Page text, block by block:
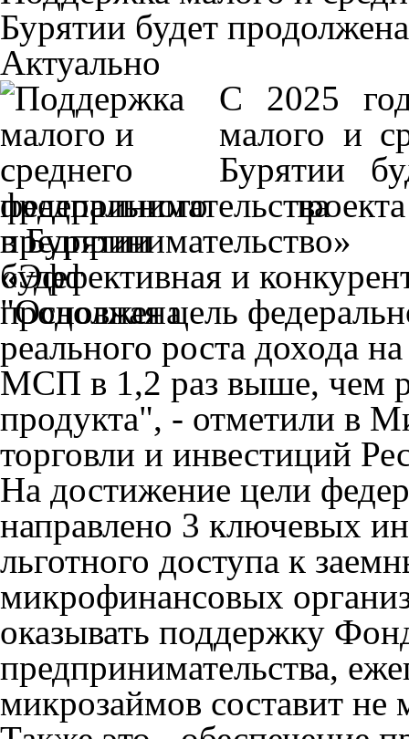
Бурятии будет продолжена
Актуально
С 2025
малого и
Бурятии
федерального
«Эффективная и
"Основная цель
реального роста дохода
МСП в 1,2 раз выше, чем
продукта", - отметили в
торговли и инвестиций
На достижение цели
направлено 3 ключевых
льготного доступа к
микрофинансовых
оказывать поддержку
предпринимательства,
микрозаймов составит не